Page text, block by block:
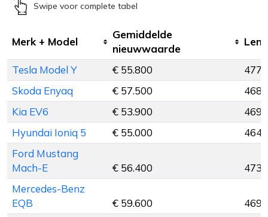
Swipe voor complete tabel
Merk + Model
Gemiddelde
nieuwwaarde
Tesla Model Y € 55.800
477
Skoda Enyaq
€ 57.500
468
Kia EV6
€ 53.900
469
Hyundai Ioniq 5
€ 55.000
464
Ford Mustang
Mach-E
€ 56.400
473
Mercedes-Benz
EQB
€ 59.600
469